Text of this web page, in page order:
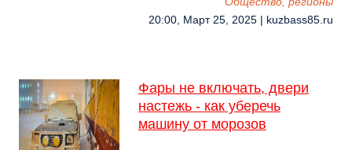
20:00, Март 25, 2025 | kuzbass85.ru
Фары не включать, двери
настежь - как уберечь
машину от морозов